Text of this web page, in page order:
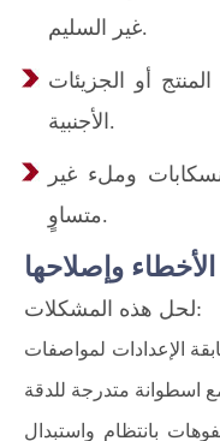
غير السليم.
أو الجزيئات
الأجنبية.
وملء غير
متساوٍ.
وإصلاحها
لحل هذه المشكلات:
الإعدادات لمواصفات
بانتظام واستبدال